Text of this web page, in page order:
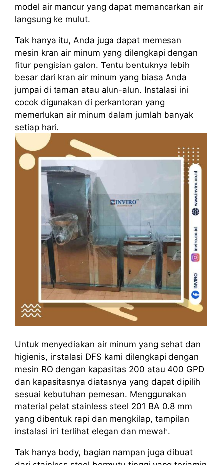
model air mancur yang dapat memancarkan air
langsung ke mulut.
Tak hanya itu, Anda juga dapat memesan
mesin kran air minum yang dilengkapi dengan
fitur pengisian galon. Tentu bentuknya lebih
besar dari kran air minum yang biasa Anda
jumpai di taman atau alun-alun. Instalasi ini
cocok digunakan di perkantoran yang
memerlukan air minum dalam jumlah banyak
setiap hari.
Untuk menyediakan air minum yang sehat dan
higienis, instalasi DFS kami dilengkapi dengan
mesin RO dengan kapasitas 200 atau 400 GPD
dan kapasitasnya diatasnya yang dapat dipilih
sesuai kebutuhan pemesan. Menggunakan
material pelat stainless steel 201 BA 0.8 mm
yang dibentuk rapi dan mengkilap, tampilan
instalasi ini terlihat elegan dan mewah.
Tak hanya body, bagian nampan juga dibuat